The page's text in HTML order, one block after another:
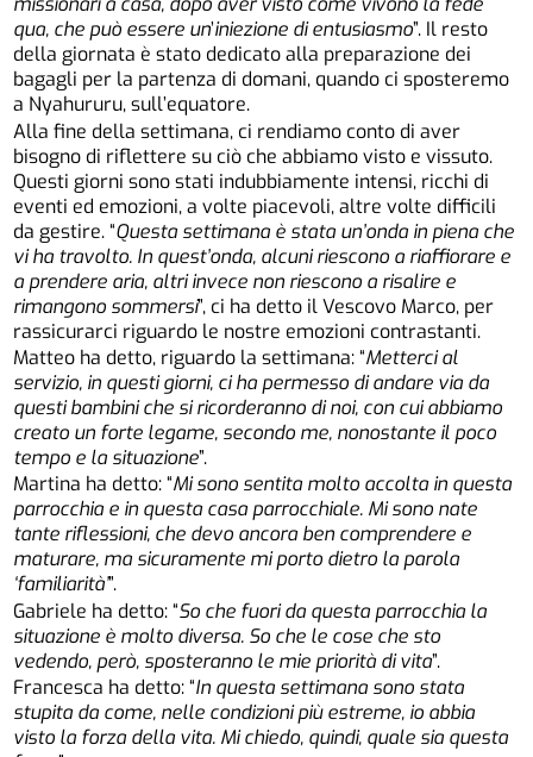
qua, che può essere un’iniezione di entusiasmo”. Il resto
della giornata è stato dedicato alla preparazione dei
bagagli per la partenza di domani, quando ci sposteremo
a Nyahururu, sull’equatore.
Alla fine della settimana, ci rendiamo conto di aver
bisogno di riflettere su ciò che abbiamo visto e vissuto.
Questi giorni sono stati indubbiamente intensi, ricchi di
eventi ed emozioni, a volte piacevoli, altre volte difficili
da gestire. “Questa settimana è stata un’onda in piena che
vi ha travolto. In quest’onda, alcuni riescono a riaffiorare e
a prendere aria, altri invece non riescono a risalire e
rimangono sommersi”, ci ha detto il Vescovo Marco, per
rassicurarci riguardo le nostre emozioni contrastanti.
Matteo ha detto, riguardo la settimana: “Metterci al
servizio, in questi giorni, ci ha permesso di andare via da
questi bambini che si ricorderanno di noi, con cui abbiamo
creato un forte legame, secondo me, nonostante il poco
tempo e la situazione”.
Martina ha detto: “Mi sono sentita molto accolta in questa
parrocchia e in questa casa parrocchiale. Mi sono nate
tante riflessioni, che devo ancora ben comprendere e
maturare, ma sicuramente mi porto dietro la parola
‘familiarità’”.
Gabriele ha detto: “So che fuori da questa parrocchia la
situazione è molto diversa. So che le cose che sto
vedendo, però, sposteranno le mie priorità di vita”.
Francesca ha detto: “In questa settimana sono stata
stupita da come, nelle condizioni più estreme, io abbia
visto la forza della vita. Mi chiedo, quindi, quale sia questa